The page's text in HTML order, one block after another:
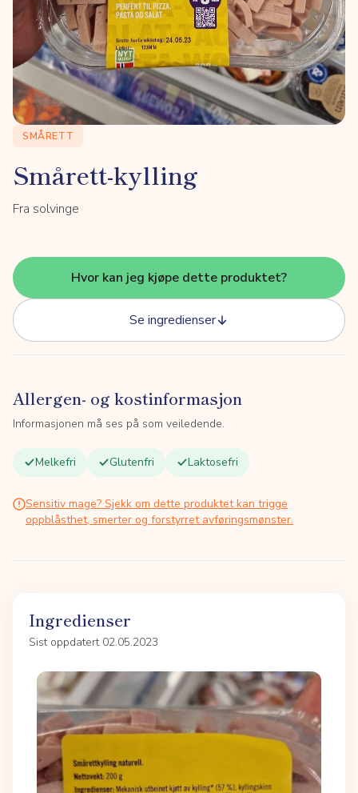
SMÅRETT
Smårett-kylling
Fra solvinge
Hvor kan jeg kjøpe dette produktet?
Se ingredienser
Allergen- og kostinformasjon
Informasjonen må ses på som veiledende.
Melkefri Glutenfri Laktosefri
Sensitiv mage? Sjekk om dette produktet kan trigge
oppblåsthet, smerter og forstyrret avføringsmønster.
Ingredienser
Sist oppdatert 02.05.2023